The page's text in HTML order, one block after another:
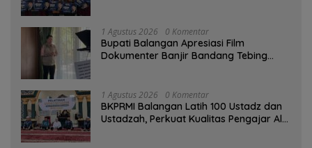
1 Agustus 2026 0 Komentar
Bupati Balangan Apresiasi Film
Dokumenter Banjir Bandang Tebing
1 Agustus 2026 0 Komentar
BKPRMI Balangan Latih 100 Ustadz dan
Ustadzah, Perkuat Kualitas Pengajar Al-